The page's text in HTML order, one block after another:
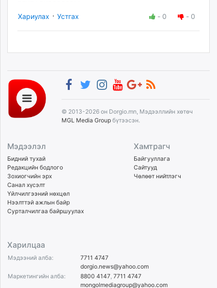
Хариулах · Устгах - 0 - 0
© 2013-2026 он Dorgio.mn, Мэдээллийн хөтөч
MGL Media Group бүтээсэн.
Мэдээлэл
Бидний тухай
Редакцийн бодлого
Зохиогчийн эрх
Санал хүсэлт
Үйлчилгээний нөхцөл
Нээлттэй ажлын байр
Сурталчилгаа байршуулах
Хамтрагч
Байгууллага
Сайтууд
Чөлөөт нийтлэгч
Харилцаа
Мэдээний алба:
7711 4747
dorgio.news@yahoo.com
Маркетингийн алба:
8800 4147, 7711 4747
mongolmediagroup@yahoo.com